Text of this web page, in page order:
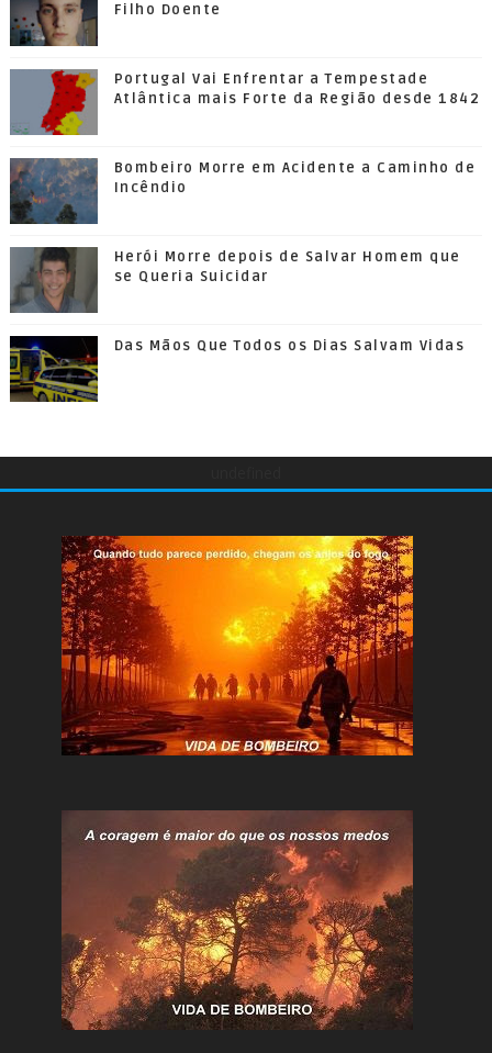
Filho Doente
Portugal Vai Enfrentar a Tempestade
Atlântica mais Forte da Região desde 1842
Bombeiro Morre em Acidente a Caminho de
Incêndio
Herói Morre depois de Salvar Homem que
se Queria Suicidar
Das Mãos Que Todos os Dias Salvam Vidas